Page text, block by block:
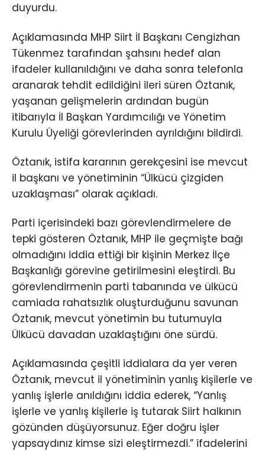
duyurdu.
Açıklamasında MHP Siirt İl Başkanı Cengizhan
Tükenmez tarafından şahsını hedef alan
ifadeler kullanıldığını ve daha sonra telefonla
aranarak tehdit edildiğini ileri süren Öztanık,
yaşanan gelişmelerin ardından bugün
itibarıyla İl Başkan Yardımcılığı ve Yönetim
Kurulu Üyeliği görevlerinden ayrıldığını bildirdi.
Öztanık, istifa kararının gerekçesini ise mevcut
il başkanı ve yönetiminin “Ülkücü çizgiden
uzaklaşması” olarak açıkladı.
Parti içerisindeki bazı görevlendirmelere de
tepki gösteren Öztanık, MHP ile geçmişte bağı
olmadığını iddia ettiği bir kişinin Merkez İlçe
Başkanlığı görevine getirilmesini eleştirdi. Bu
görevlendirmenin parti tabanında ve ülkücü
camiada rahatsızlık oluşturduğunu savunan
Öztanık, mevcut yönetimin bu tutumuyla
Ülkücü davadan uzaklaştığını öne sürdü.
Açıklamasında çeşitli iddialara da yer veren
Öztanık, mevcut il yönetiminin yanlış kişilerle ve
yanlış işlerle anıldığını iddia ederek, “Yanlış
işlerle ve yanlış kişilerle iş tutarak Siirt halkının
gözünden düşüyorsunuz. Eğer doğru işler
yapsaydınız kimse sizi eleştirmezdi.” ifadelerini